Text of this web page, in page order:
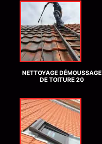
NETTOYAGE DÉMOUSSAGE
DE TOITURE 20